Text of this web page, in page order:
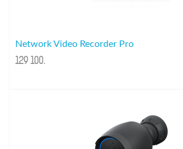
Network Video Recorder Pro
129 100.